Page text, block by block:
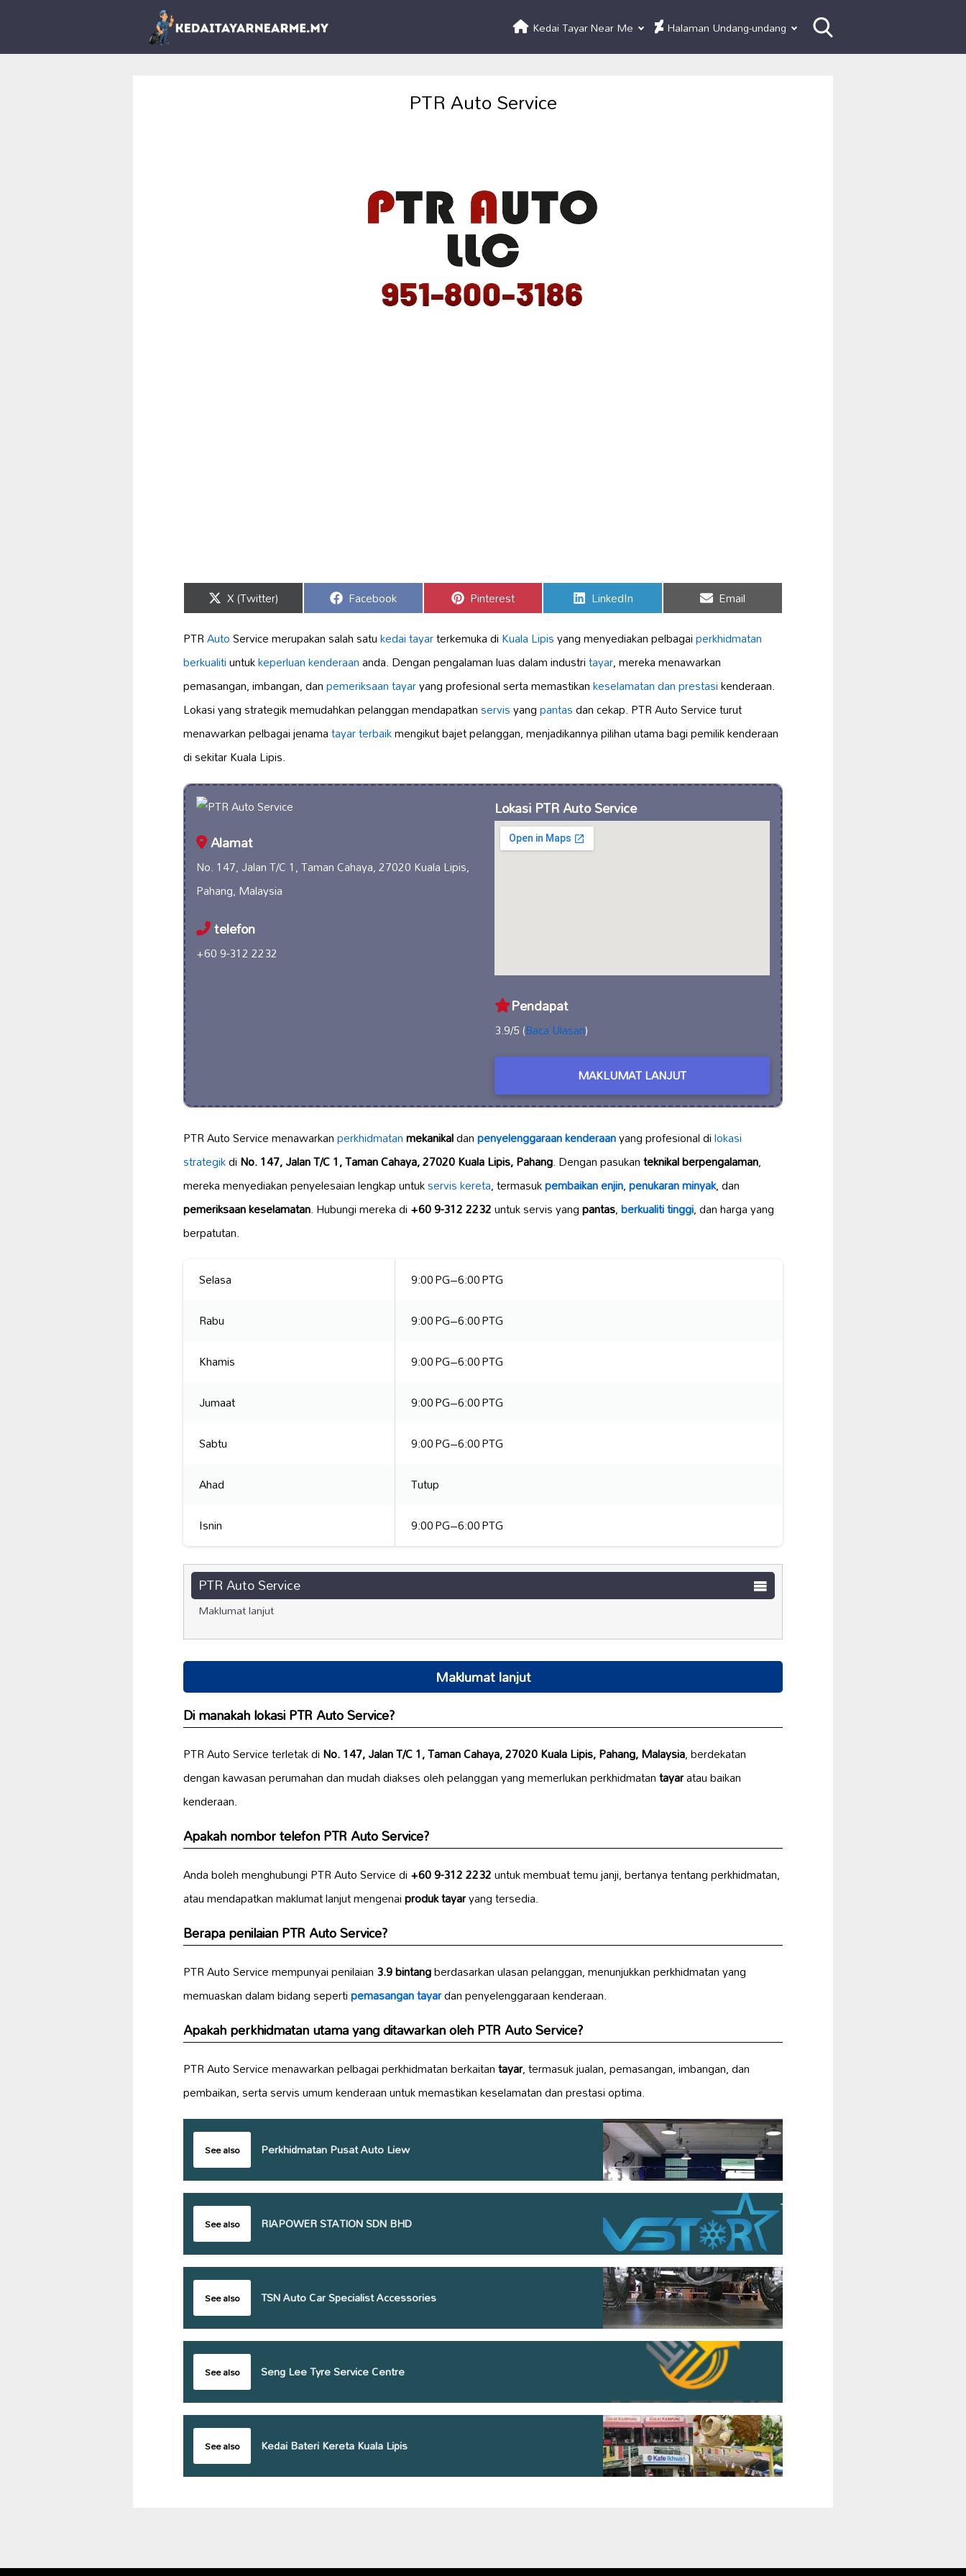
Kedai Tayar Near Me Halaman Undang-undang
PTR Auto Service
Share
on
X (Twitter) Share
on
Facebook Share
on
Pinterest Share
on
LinkedIn Share
on
Email
PTRAutoService merupakan salah satukedai tayarterkemuka diKuala Lipisyang menyediakan pelbagaiperkhidmatan
berkualitiuntukkeperluan kenderaananda. Dengan pengalaman luas dalam industritayar, mereka menawarkan
pemasangan, imbangan, danpemeriksaan tayaryang profesional serta memastikankeselamatan dan prestasikenderaan.
Lokasi yang strategik memudahkan pelanggan mendapatkanservisyangpantasdan cekap. PTR Auto Service turut
menawarkan pelbagai jenamatayar terbaikmengikut bajet pelanggan, menjadikannya pilihan utama bagi pemilik kenderaan
di sekitar Kuala Lipis.
Alamat
No. 147, Jalan T/C 1, Taman Cahaya, 27020 Kuala Lipis,
Pahang, Malaysia
telefon
+60 9-312 2232
Lokasi PTR Auto Service
Pendapat
3.9/5 (Baca Ulasan)
MAKLUMAT LANJUT
PTR Auto Service menawarkanperkhidmatanmekanikaldanpenyelenggaraan kenderaanyang profesional dilokasi
strategikdiNo. 147, Jalan T/C 1, Taman Cahaya, 27020 Kuala Lipis, Pahang. Dengan pasukanteknikal berpengalaman,
mereka menyediakan penyelesaian lengkap untukservis kereta, termasukpembaikan enjin,penukaran minyak, dan
pemeriksaan keselamatan. Hubungi mereka di+60 9-312 2232untuk servis yangpantas,berkualiti tinggi, dan harga yang
berpatutan.
Selasa
9:00 PG–6:00 PTG
Rabu
9:00 PG–6:00 PTG
Khamis
9:00 PG–6:00 PTG
Jumaat
9:00 PG–6:00 PTG
Sabtu
9:00 PG–6:00 PTG
Ahad
Tutup
Isnin
9:00 PG–6:00 PTG
PTR Auto Service
Maklumat lanjut
Maklumat lanjut
Di manakah lokasi PTR Auto Service?
PTR Auto Service terletak diNo. 147, Jalan T/C 1, Taman Cahaya, 27020 Kuala Lipis, Pahang, Malaysia, berdekatan
dengan kawasan perumahan dan mudah diakses oleh pelanggan yang memerlukan perkhidmatantayaratau baikan
kenderaan.
Apakah nombor telefon PTR Auto Service?
Anda boleh menghubungi PTR Auto Service di+60 9-312 2232untuk membuat temu janji, bertanya tentang perkhidmatan,
atau mendapatkan maklumat lanjut mengenaiproduk tayaryang tersedia.
Berapa penilaian PTR Auto Service?
PTR Auto Service mempunyai penilaian3.9 bintangberdasarkan ulasan pelanggan, menunjukkan perkhidmatan yang
memuaskan dalam bidang sepertipemasangan tayardan penyelenggaraan kenderaan.
Apakah perkhidmatan utama yang ditawarkan oleh PTR Auto Service?
PTR Auto Service menawarkan pelbagai perkhidmatan berkaitantayar, termasuk jualan, pemasangan, imbangan, dan
pembaikan, serta servis umum kenderaan untuk memastikan keselamatan dan prestasi optima.
See also Perkhidmatan Pusat Auto Liew
See also RIAPOWER STATION SDN BHD
See also TSN Auto Car Specialist Accessories
See also Seng Lee Tyre Service Centre
See also Kedai Bateri Kereta Kuala Lipis